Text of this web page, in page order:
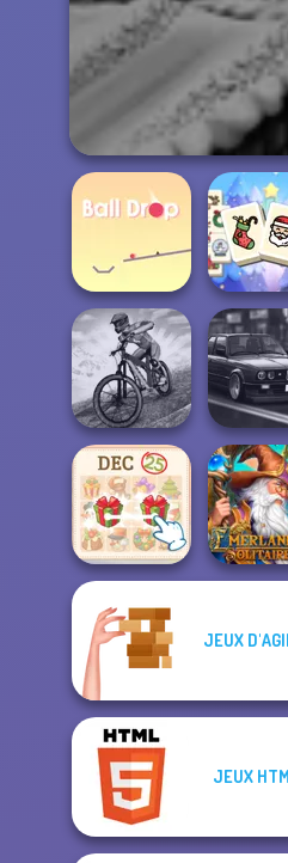
Ball Drop
MX Offroad
Master
Highway
Traffic
KrisMas Mahjong
2
JEUX
JEUX